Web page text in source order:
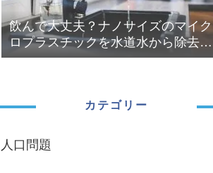
飲んで大丈夫？ナノサイズのマイク
ロプラスチックを水道水から除去す
るフィルターと浄水器を選ぶなら...
カテゴリー
人口問題